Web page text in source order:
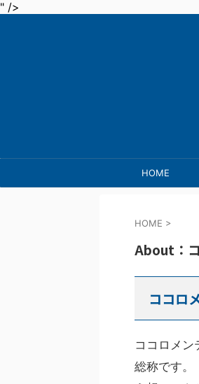
" />
HOME
HOME >
About：
ココロ
ココロメ
総称です。